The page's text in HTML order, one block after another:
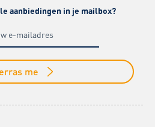
aanbiedingen in je mailbox?
me